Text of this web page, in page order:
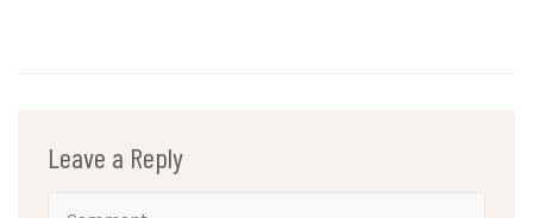
Leave a Reply